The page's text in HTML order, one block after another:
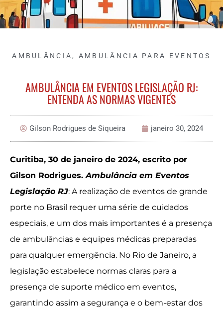
AMBULÂNCIA , AMBULÂNCIA PARA EVENTOS
AMBULÂNCIA EM EVENTOS LEGISLAÇÃO RJ:
ENTENDA AS NORMAS VIGENTES
Gilson Rodrigues de Siqueira janeiro 30, 2024
Curitiba, 30 de janeiro de 2024, escrito por
Gilson Rodrigues.Ambulância em Eventos
Legislação RJ: A realização de eventos de grande
porte no Brasil requer uma série de cuidados
especiais, e um dos mais importantes é a presença
de ambulâncias e equipes médicas preparadas
para qualquer emergência. No Rio de Janeiro, a
legislação estabelece normas claras para a
presença de suporte médico em eventos,
garantindo assim a segurança e o bem-estar dos